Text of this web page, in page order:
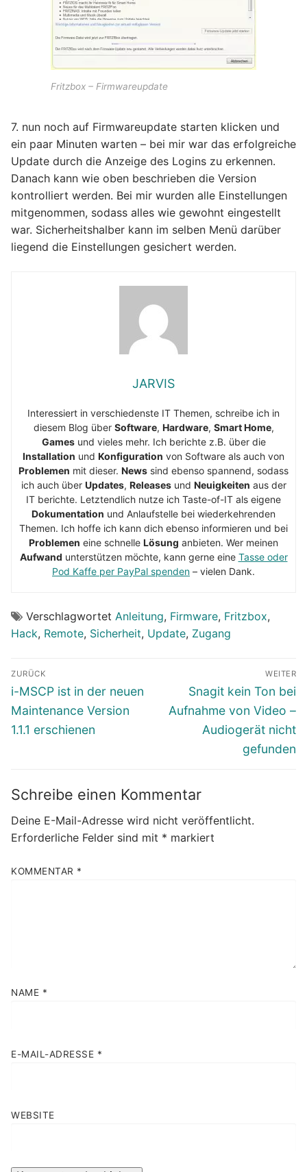
Fritzbox – Firmwareupdate
7. nun noch auf Firmwareupdate starten klicken und
ein paar Minuten warten – bei mir war das erfolgreiche
Update durch die Anzeige des Logins zu erkennen.
Danach kann wie oben beschrieben die Version
kontrolliert werden. Bei mir wurden alle Einstellungen
mitgenommen, sodass alles wie gewohnt eingestellt
war. Sicherheitshalber kann im selben Menü darüber
liegend die Einstellungen gesichert werden.
JARVIS
Interessiert in verschiedenste IT Themen, schreibe ich in
diesem Blog über Software, Hardware, Smart Home,
Gamesund vieles mehr. Ich berichte z.B. über die
Installation und Konfiguration von Software als auch von
Problemen mit dieser. News sind ebenso spannend, sodass
ich auch über Updates, Releasesund Neuigkeiten aus der
IT berichte. Letztendlich nutze ich Taste-of-IT als eigene
Dokumentation und Anlaufstelle bei wiederkehrenden
Themen. Ich hoffe ich kann dich ebenso informieren und bei
Problemen eine schnelle Lösung anbieten. Wer meinen
Aufwand unterstützen möchte, kann gerne eine Tasse oder
Pod Kaffe per PayPal spenden – vielen Dank.
Verschlagwortet Anleitung, Firmware, Fritzbox,
Hack, Remote, Sicherheit, Update, Zugang
Beitragsnavigation
ZURÜCK
Vorheriger
Beitrag:
i-MSCP ist in der neuen
Maintenance Version
1.1.1 erschienen
WEITER
Nächster
Beitrag:
Snagit kein Ton bei
Aufnahme von Video –
Audiogerät nicht
gefunden
Schreibe einen Kommentar
Deine E-Mail-Adresse wird nicht veröffentlicht.
Erforderliche Felder sind mit * markiert
KOMMENTAR *
NAME *
E-MAIL-ADRESSE *
WEBSITE